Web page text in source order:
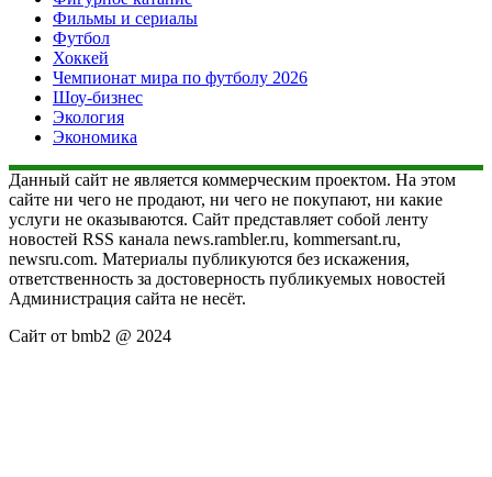
Фильмы и сериалы
Футбол
Хоккей
Чемпионат мира по футболу 2026
Шоу-бизнес
Экология
Экономика
Данный сайт не является коммерческим проектом. На этом
сайте ни чего не продают, ни чего не покупают, ни какие
услуги не оказываются. Сайт представляет собой ленту
новостей RSS канала news.rambler.ru, kommersant.ru,
newsru.com. Материалы публикуются без искажения,
ответственность за достоверность публикуемых новостей
Администрация сайта не несёт.
Сайт от bmb2 @ 2024